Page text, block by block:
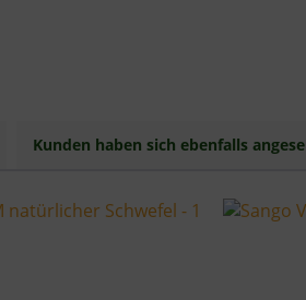
Kunden haben sich ebenfalls